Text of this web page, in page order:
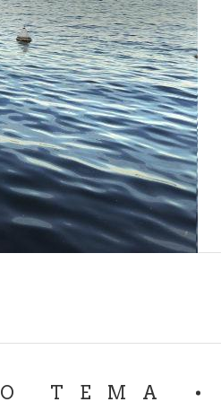
y misioneras que llevan su
más similar a un
de los pastizales y de
mediterránea.
más hermosas de Italia, ya
hasta allí, a lo largo de la
maravilla del mundo. La
la cual se disfruta de un
TEMA